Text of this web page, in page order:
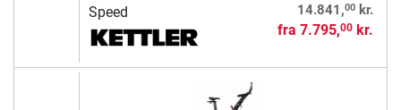
Speed
14.841,00kr.
fra 7.795,00kr.